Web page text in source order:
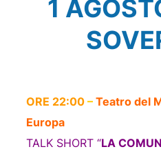
1
ORE 22:00–Teatro del
Europa
TALK SHORT “LA